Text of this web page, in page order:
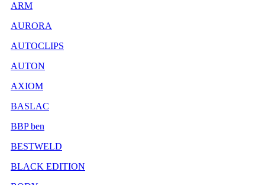
ARM
AURORA
AUTOCLIPS
AUTON
AXIOM
BASLAC
BBP ben
BESTWELD
BLACK EDITION